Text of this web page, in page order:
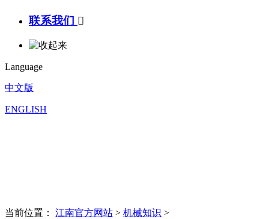
联系我们 
Language
中文版
ENGLISH
当前位置： 江南官方网站 > 机械知识 >